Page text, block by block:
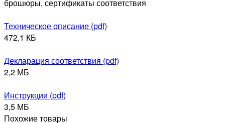
брошюры, сертификаты соответствия
Техническое описание (pdf)
472,1 КБ
Декларация соответствия (pdf)
2,2 МБ
Инструкции (pdf)
3,5 МБ
Похожие товары